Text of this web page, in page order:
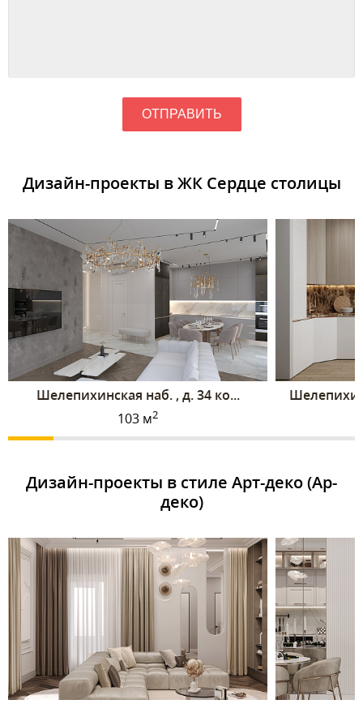
ОТПРАВИТЬ
Дизайн-проекты в ЖК Сердце столицы
Шелепихинская наб. , д. 34 ко...
103 м2
Дизайн-проекты в стиле Арт-деко (Ар-
деко)